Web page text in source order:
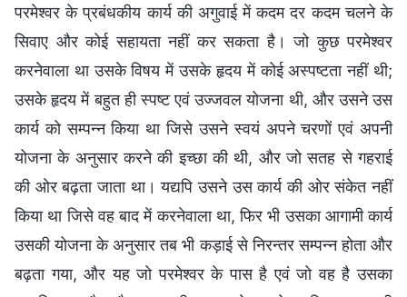
परमेश्वर के प्रबंधकीय कार्य की अगुवाई में कदम दर कदम चलने के
सिवाए और कोई सहायता नहीं कर सकता है। जो कुछ परमेश्वर
करनेवाला था उसके विषय में उसके हृदय में कोई अस्पष्टता नहीं थी;
उसके हृदय में बहुत ही स्पष्ट एवं उज्जवल योजना थी, और उसने उस
कार्य को सम्पन्न किया था जिसे उसने स्वयं अपने चरणों एवं अपनी
योजना के अनुसार करने की इच्छा की थी, और जो सतह से गहराई
की ओर बढ़ता जाता था। यद्यपि उसने उस कार्य की ओर संकेत नहीं
किया था जिसे वह बाद में करनेवाला था, फिर भी उसका आगामी कार्य
उसकी योजना के अनुसार तब भी कड़ाई से निरन्तर सम्पन्न होता और
बढ़ता गया, और यह जो परमेश्वर के पास है एवं जो वह है उसका